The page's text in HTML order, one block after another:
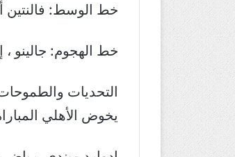
خط الوسط: فالنتين
خط الهجوم: جالينو
التحديات
يخوض الأهلي